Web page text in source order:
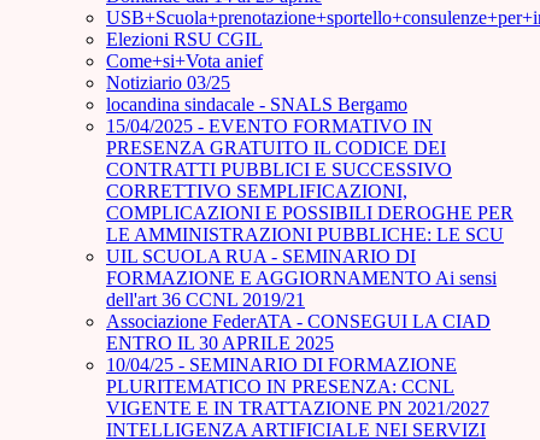
Elezioni RSU CGIL
Come+si+Vota anief
Notiziario 03/25
locandina sindacale - SNALS Bergamo
15/04/2025 - EVENTO FORMATIVO IN
PRESENZA GRATUITO IL CODICE DEI
CONTRATTI PUBBLICI E SUCCESSIVO
CORRETTIVO SEMPLIFICAZIONI,
COMPLICAZIONI E POSSIBILI DEROGHE PER
LE AMMINISTRAZIONI PUBBLICHE: LE SCU
UIL SCUOLA RUA - SEMINARIO DI
FORMAZIONE E AGGIORNAMENTO Ai sensi
dell'art 36 CCNL 2019/21
Associazione FederATA - CONSEGUI LA CIAD
ENTRO IL 30 APRILE 2025
10/04/25 - SEMINARIO DI FORMAZIONE
PLURITEMATICO IN PRESENZA: CCNL
VIGENTE E IN TRATTAZIONE PN 2021/2027
INTELLIGENZA ARTIFICIALE NEI SERVIZI